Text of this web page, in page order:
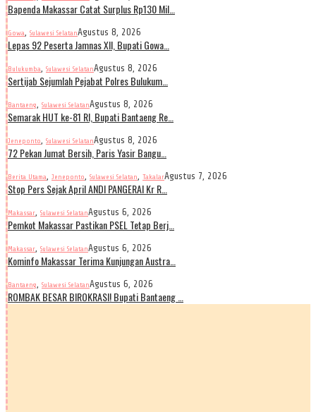
Bapenda Makassar Catat Surplus Rp130 Mil…
Gowa, Sulawesi SelatanAgustus 8, 2026
Lepas 92 Peserta Jamnas XII, Bupati Gowa…
Bulukumba, Sulawesi SelatanAgustus 8, 2026
Sertijab Sejumlah Pejabat Polres Bulukum…
Bantaeng, Sulawesi SelatanAgustus 8, 2026
Semarak HUT ke-81 RI, Bupati Bantaeng Re…
Jeneponto, Sulawesi SelatanAgustus 8, 2026
72 Pekan Jumat Bersih, Paris Yasir Bangu…
Berita Utama, Jeneponto, Sulawesi Selatan, TakalarAgustus 7, 2026
Stop Pers Sejak April ANDI PANGERAI Kr R…
Makassar, Sulawesi SelatanAgustus 6, 2026
Pemkot Makassar Pastikan PSEL Tetap Berj…
Makassar, Sulawesi SelatanAgustus 6, 2026
Kominfo Makassar Terima Kunjungan Austra…
Bantaeng, Sulawesi SelatanAgustus 6, 2026
ROMBAK BESAR BIROKRASI! Bupati Bantaeng …